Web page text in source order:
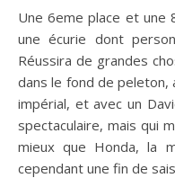
Une 6eme place et une
une écurie dont
Réussira de grandes
dans le fond de peleton,
impérial, et avec un
spectaculaire, mais qui
mieux que Honda, la
cependant une fin de